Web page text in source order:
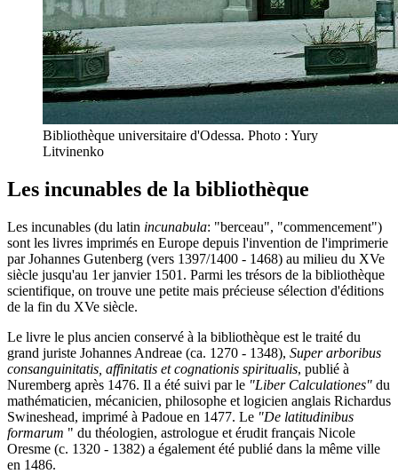
Bibliothèque universitaire d'Odessa. Photo : Yury
Litvinenko
Les incunables de la bibliothèque
Les incunables (du latin incunabula: "berceau", "commencement")
sont les livres imprimés en Europe depuis l'invention de l'imprimerie
par Johannes Gutenberg (vers 1397/1400 - 1468) au milieu du XVe
siècle jusqu'au 1er janvier 1501. Parmi les trésors de la bibliothèque
scientifique, on trouve une petite mais précieuse sélection d'éditions
de la fin du XVe siècle.
Le livre le plus ancien conservé à la bibliothèque est le traité du
grand juriste Johannes Andreae (ca. 1270 - 1348), Super arboribus
consanguinitatis, affinitatis et cognationis spiritualis, publié à
Nuremberg après 1476. Il a été suivi par le "Liber Calculationes" du
mathématicien, mécanicien, philosophe et logicien anglais Richardus
Swineshead, imprimé à Padoue en 1477. Le "De latitudinibus
formarum " du théologien, astrologue et érudit français Nicole
Oresme (c. 1320 - 1382) a également été publié dans la même ville
en 1486.